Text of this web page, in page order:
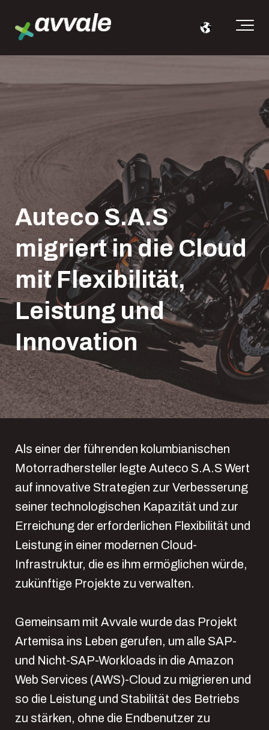
Auteco S.A.S
migriert in die Cloud
mit Flexibilität,
Leistung und
Innovation
Als einer der führenden kolumbianischen
Motorradhersteller legte Auteco S.A.S Wert
auf innovative Strategien zur Verbesserung
seiner technologischen Kapazität und zur
Erreichung der erforderlichen Flexibilität und
Leistung in einer modernen Cloud-
Infrastruktur, die es ihm ermöglichen würde,
zukünftige Projekte zu verwalten.
Gemeinsam mit Avvale wurde das Projekt
Artemisa ins Leben gerufen, um alle SAP-
und Nicht-SAP-Workloads in die Amazon
Web Services (AWS)-Cloud zu migrieren und
so die Leistung und Stabilität des Betriebs
zu stärken, ohne die Endbenutzer zu